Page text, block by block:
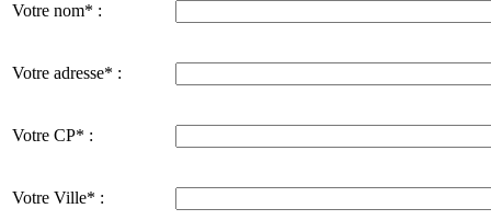
Votre nom* :
Votre adresse* :
Votre CP* :
Votre Ville* :